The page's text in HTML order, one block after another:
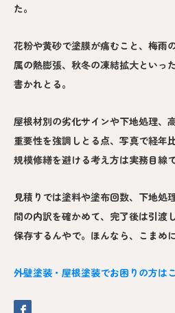
た。
花粉や黄砂で塗膜が痛むこと、梅雨
属の熱膨張、秋冬の凍結拡大といっ
書かれとる。
屋根材別の劣化サインや下地処理、
重要性を強調しとる点、写真で経年
規模修繕を避ける考え方は実務目線
見積りでは塗料や塗布回数、下地処
間の内訳を確かめて、完了後は引渡
保存するんやで。ほんなら、こまめ
外壁塗装・屋根塗装でお困りの方は